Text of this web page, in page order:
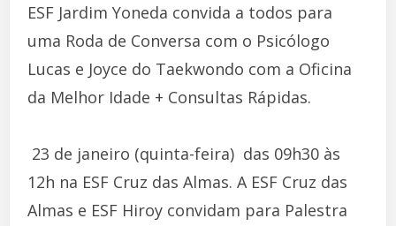
ESF Jardim Yoneda convida a todos para
uma Roda de Conversa com o Psicólogo
Lucas e Joyce do Taekwondo com a Oficina
da Melhor Idade + Consultas Rápidas.
 23 de janeiro (quinta-feira)  das 09h30 às
12h na ESF Cruz das Almas. A ESF Cruz das
Almas e ESF Hiroy convidam para Palestra